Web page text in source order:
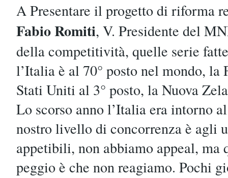
A Presentare il progetto di riforma
Fabio Romiti, V. Presidente del
della competitività, quelle serie
l’Italia è al 70° posto nel mondo, la
Stati Uniti al 3° posto, la Nuova
Lo scorso anno l’Italia era intorno
nostro livello di concorrenza è agli
appetibili, non abbiamo appeal, ma
peggio è che non reagiamo. Pochi